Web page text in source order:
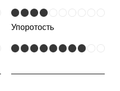
Упоротость